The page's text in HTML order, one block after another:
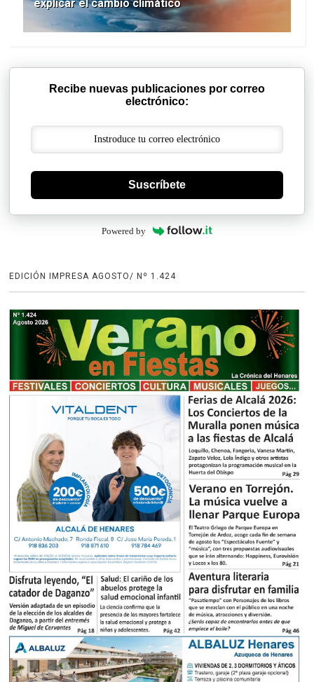
explicar el cambio climático
Recibe nuevas publicaciones por correo
electrónico:
Suscríbete
Powered by
EDICIÓN IMPRESA AGOSTO/ Nº 1.424